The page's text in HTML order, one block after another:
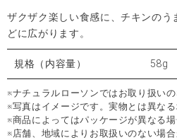
ザクザク楽しい食感に、チキンのう
どに広がります。
規格（内容量） 58g
※ナチュラルローソンではお取り扱いの
※写真はイメージです。実物とは異なる
※商品によってはパッケージが異なる場
※店舗、地域によりお取扱いのない場合